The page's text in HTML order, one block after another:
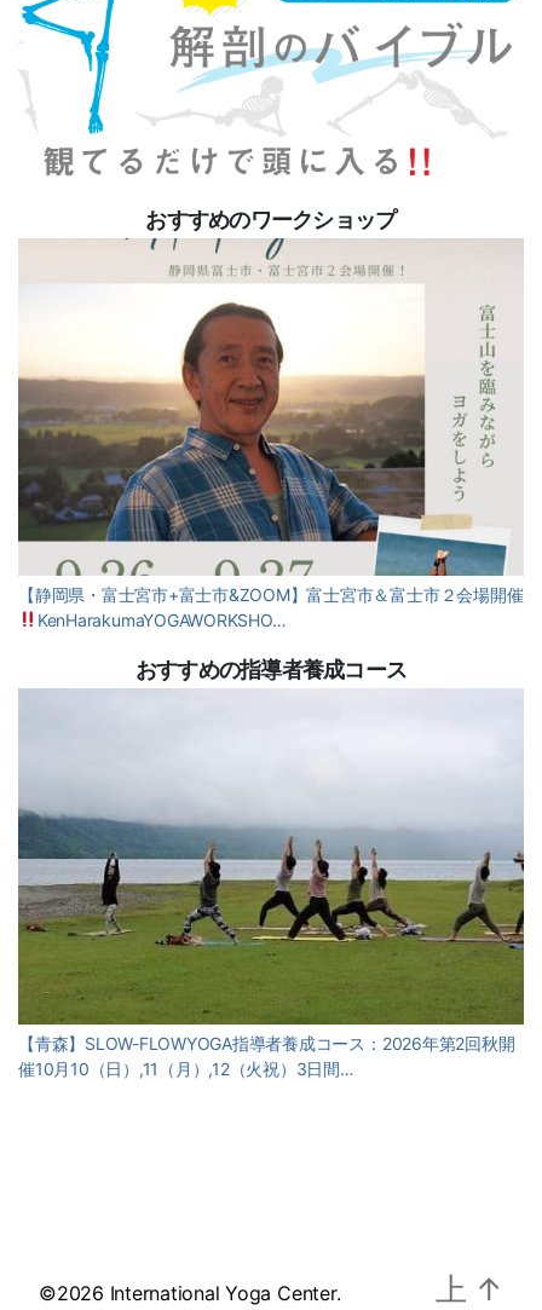
おすすめのワークショップ
【静岡県・富士宮市+富士市&ZOOM】富士宮市＆富士市２会場開催
KenHarakumaYOGAWORKSHO…
おすすめの指導者養成コース
【青森】SLOW-FLOWYOGA指導者養成コース：2026年第2回秋開
催10月10（日）,11（月）,12（火祝）3日間…
©2026 International Yoga Center. 上 ↑